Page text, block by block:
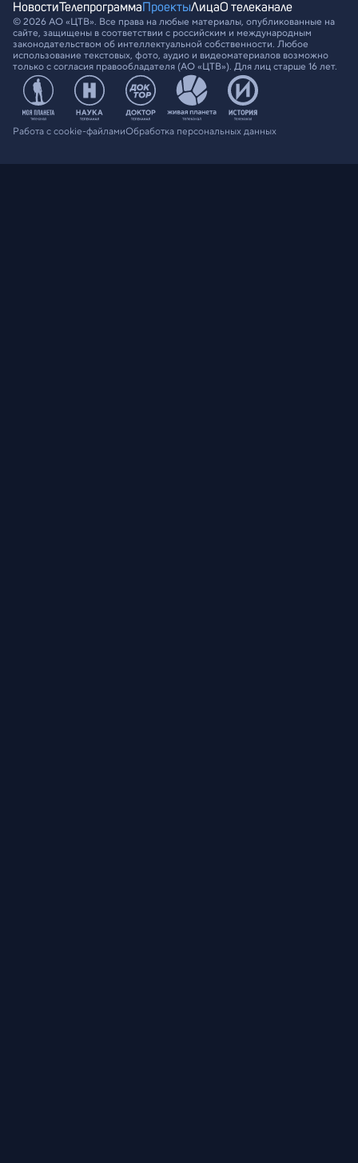
НовостиТелепрограммаПроектыЛицаО телеканале
© 2026 АО «ЦТВ». Все права на любые материалы, опубликованные на
сайте, защищены в соответствии с российским и международным
законодательством об интеллектуальной собственности. Любое
использование текстовых, фото, аудио и видеоматериалов возможно
только с согласия правообладателя (АО «ЦТВ»). Для лиц старше 16 лет.
Работа с cookie-файламиОбработка персональных данных